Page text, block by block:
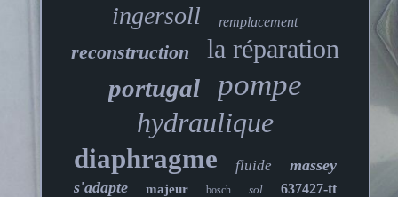
ingersoll remplacement
reconstruction la réparation
portugal pompe
hydraulique
diaphragme fluide
massey
s'adapte
majeur bosch sol 637427-tt